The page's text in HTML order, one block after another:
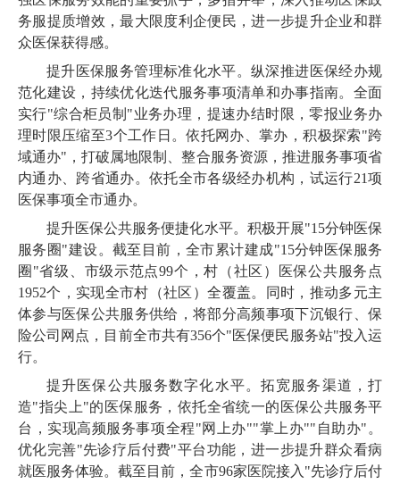
务服提质增效，最大限度利企便民，进一步提升企业和群
众医保获得感。
提升医保服务管理标准化水平。纵深推进医保经办规
范化建设，持续优化迭代服务事项清单和办事指南。全面
实行"综合柜员制"业务办理，提速办结时限，零报业务办
理时限压缩至3个工作日。依托网办、掌办，积极探索"跨
域通办"，打破属地限制、整合服务资源，推进服务事项省
内通办、跨省通办。依托全市各级经办机构，试运行21项
医保事项全市通办。
提升医保公共服务便捷化水平。积极开展"15分钟医保
服务圈"建设。截至目前，全市累计建成"15分钟医保服务
圈"省级、市级示范点99个，村（社区）医保公共服务点
1952个，实现全市村（社区）全覆盖。同时，推动多元主
体参与医保公共服务供给，将部分高频事项下沉银行、保
险公司网点，目前全市共有356个"医保便民服务站"投入运
行。
提升医保公共服务数字化水平。拓宽服务渠道，打
造"指尖上"的医保服务，依托全省统一的医保公共服务平
台，实现高频服务事项全程"网上办""掌上办""自助办"。
优化完善"先诊疗后付费"平台功能，进一步提升群众看病
就医服务体验。截至目前，全市96家医院接入"先诊疗后付